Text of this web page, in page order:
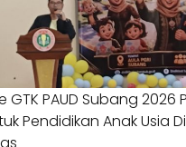
GTK PAUD Subang 2026
Pendidikan Anak Usia